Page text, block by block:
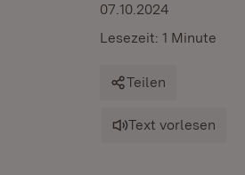
07.10.2024
Lesezeit: 1 Minute
Teilen
Text vorlesen